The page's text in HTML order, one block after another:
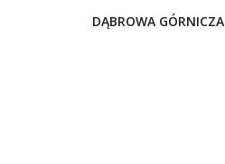
DĄBROWA GÓRNICZA